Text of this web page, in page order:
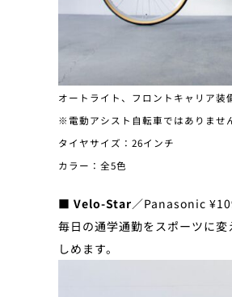
オートライト、フロントキャリア装
※電動アシスト自転車ではありませ
タイヤサイズ：26インチ
カラー：全5色
■ Velo-Star／Panasonic
毎日の通学通勤をスポーツに
しめます。